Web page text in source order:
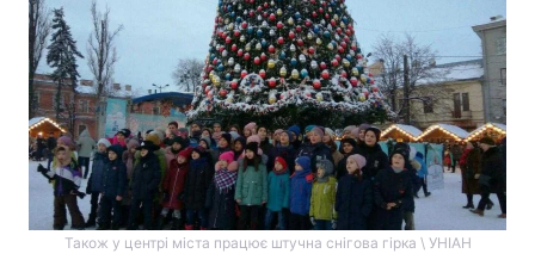
Також у центрі міста працює штучна снігова гірка \ УНІАН